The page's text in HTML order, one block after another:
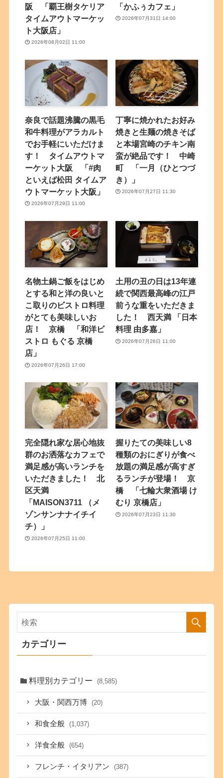
阪 「覇王樹タケリア
タイムアウトマーケッ
ト大阪店」
2026年08月02日 11:00
「かふぅカフェ」
2026年07月31日 14:00
奈良で話題沸騰の黒毛
和牛料理がアラカルト
でお手軽にいただけま
す！ タイムアウトマ
ーケット大阪 「#肉
といえば松田 タイムア
ウトマーケット大阪」
2026年07月29日 11:00
丁寧に焼かれたお好み
焼きと生麺の焼きそば
と本場宮崎のチキン南
蛮が絶品です！ 中崎
町 「一月（ひとつづ
き）」
2026年07月27日 11:30
名物土鍋ご飯をはじめ
とする和と洋の良いと
こ取りのビストロ料理
がとても美味しいお
店！ 京橋 「和洋ビ
ストロ もぐる 京橋
店」
2026年07月26日 17:00
土用の丑の日は13年連
続で関西最高峰の江戸
前うな重をいただきま
した！ 西天満 「日本
料理 由多嘉」
2026年07月26日 11:00
完全隠れ家な居心地抜
群のお洒落なカフェで
満足感が高いランチを
いただきました！ 北
区天満
「MAISON3711 （メ
ゾンサンナナイチイ
チ）」
2026年07月25日 11:00
握りたての美味しい8
種類のおにぎりが食べ
放題の満足感が高すぎ
るランチが登場！ 京
橋 「七輪大衆酒場 け
むり 京橋店」
2026年07月23日 11:30
カテゴリー
料理別カテゴリー (8,585)
大阪・関西万博 (20)
和食全般 (1,037)
洋食全般 (654)
フレンチ・イタリアン (387)